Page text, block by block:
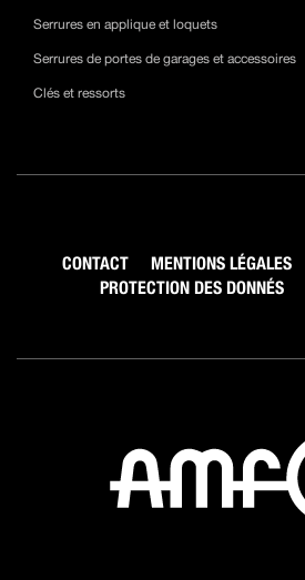
Serrures en applique et loquets
Serrures de portes de garages et accessoires
Clés et ressorts
CONTACT MENTIONS LÉGALES
PROTECTION DES DONNÉS